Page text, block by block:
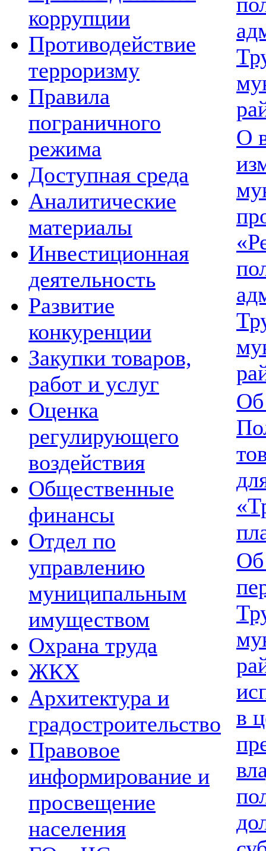
коррупции
Противодействие
терроризму
Правила
пограничного
режима
Доступная среда
Аналитические
материалы
Инвестиционная
деятельность
Развитие
конкуренции
Закупки товаров,
работ и услуг
Оценка
регулирующего
воздействия
Общественные
финансы
Отдел по
управлению
муниципальным
имуществом
Охрана труда
ЖКХ
Архитектура и
градостроительство
Правовое
информирование и
просвещение
населения
О
Об
Об
в